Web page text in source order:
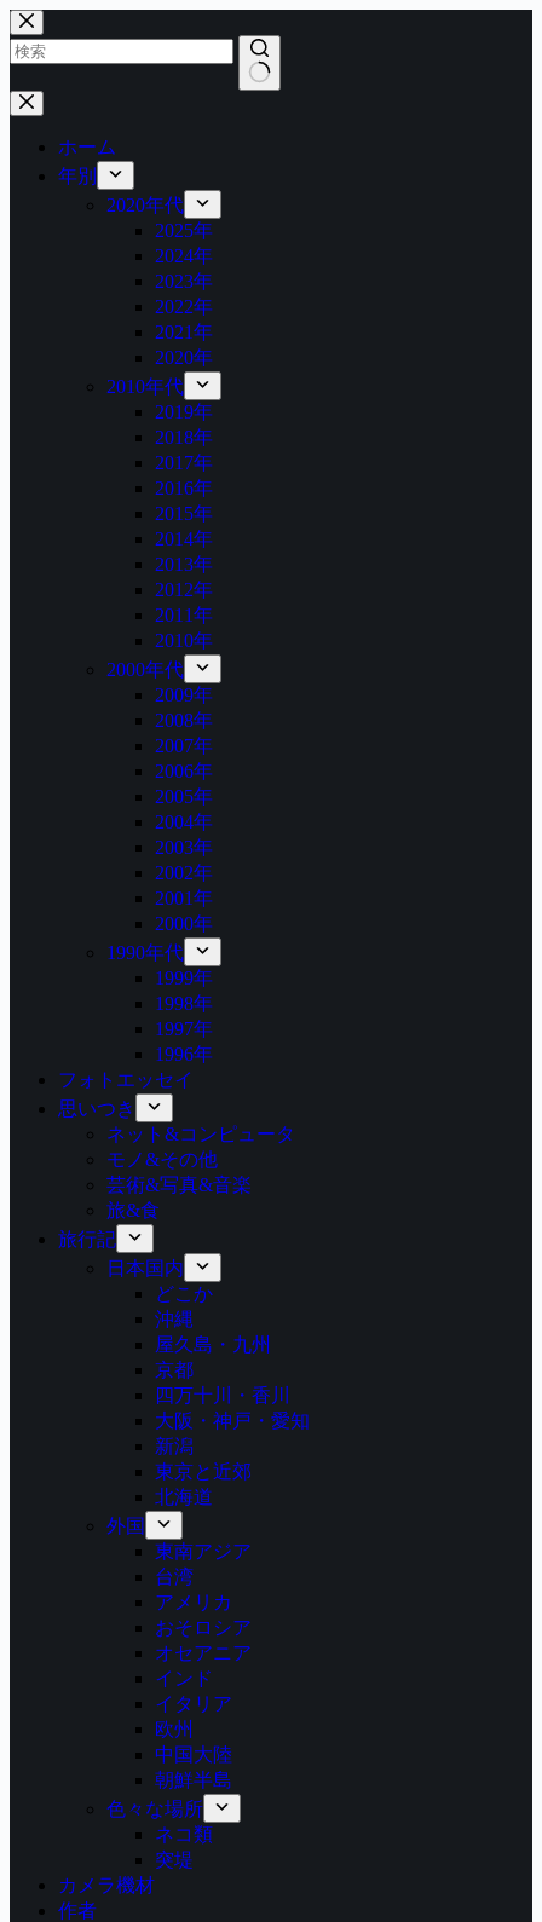
コ
ン
テ
ン
ツ
結
ホーム
年別
2020年代
2025年
2024年
2023年
2022年
2021年
2020年
2010年代
2019年
2018年
2017年
2016年
2015年
2014年
2013年
2012年
2011年
2010年
2000年代
2009年
2008年
2007年
2006年
2005年
2004年
2003年
2002年
2001年
2000年
1990年代
1999年
1998年
1997年
1996年
フォトエッセイ
思いつき
ネット&コンピュータ
モノ&その他
芸術&写真&音楽
旅&食
旅行記
日本国内
どこか
沖縄
屋久島・九州
京都
四万十川・香川
大阪・神戸・愛知
新潟
東京と近郊
北海道
外国
東南アジア
台湾
アメリカ
おそロシア
オセアニア
インド
イタリア
欧州
中国大陸
朝鮮半島
色々な場所
ネコ類
突堤
カメラ機材
作者